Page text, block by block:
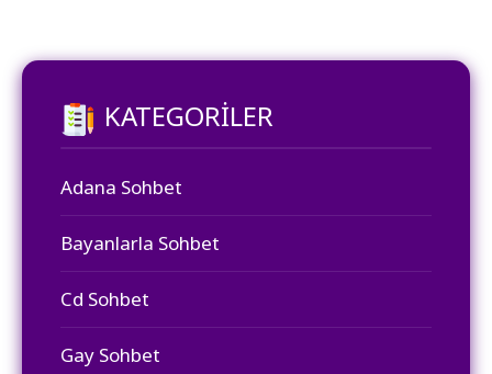
KATEGORILER
Adana Sohbet
Bayanlarla Sohbet
Cd Sohbet
Gay Sohbet